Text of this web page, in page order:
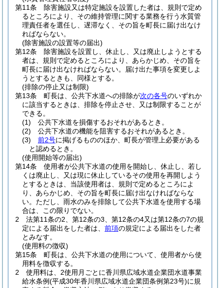
第11条
除害施設又は特定施設を設置した者は、規則で定め
るところにより、その維持管理に関する業務を行う水質管
理責任者を選任し、遅滞なく、その旨を町長に届け出なけ
ればならない。
(除害施設の設置等の届出)
第12条
除害施設を設置し、休止し、又は廃止しようとする
者は、規則で定めるところにより、あらかじめ、その旨を
町長に届け出なければならない。
届け出た事項を変更しよ
うとするときも、同様とする。
(排除の停止又は制限)
第13条
町長は、公共下水道への排除が次の各号のいずれか
に該当するときは、排除を停止させ、又は制限することが
できる。
(1)
公共下水道を損傷するおそれがあるとき。
(2)
公共下水道の機能を阻害するおそれがあるとき。
(3)
前2号に掲げるもののほか、町長が管理上必要がある
と認めるとき。
(使用開始等の届出)
第14条
使用者が公共下水道の使用を開始し、休止し、若し
くは廃止し、又は現に休止しているその使用を再開しよう
とするときは、当該使用者は、規則で定めるところによ
り、あらかじめ、その旨を町長に届け出なければならな
い。 ただし、雨水のみを排除して公共下水道を使用する場
合は、この限りでない。
2
法第11条の2、第12条の3、第12条の4又は第12条の7の規
定による届出をした者は、 前項の規定による届出をした者
とみなす。
(使用料の徴収)
第15条
町長は、公共下水道の使用について、使用者から使
用料を徴収する。
2
使用料は、2使用月ごとに香川県広域水道企業団水道事業
給水条例(平成30年香川県広域水道企業団条例第23号)に規